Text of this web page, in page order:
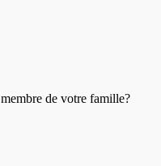
de votre famille?